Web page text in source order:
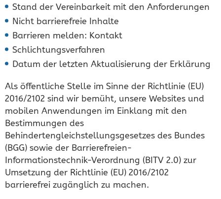
Stand der Vereinbarkeit mit den Anforderungen
Nicht barrierefreie Inhalte
Barrieren melden: Kontakt
Schlichtungsverfahren
Datum der letzten Aktualisierung der Erklärung
Als öffentliche Stelle im Sinne der Richtlinie (EU)
2016/2102 sind wir bemüht, unsere Websites und
mobilen Anwendungen im Einklang mit den
Bestimmungen des
Behindertengleichstellungsgesetzes des Bundes
(BGG) sowie der Barrierefreien-
Informationstechnik-Verordnung (BITV 2.0) zur
Umsetzung der Richtlinie (EU) 2016/2102
barrierefrei zugänglich zu machen.